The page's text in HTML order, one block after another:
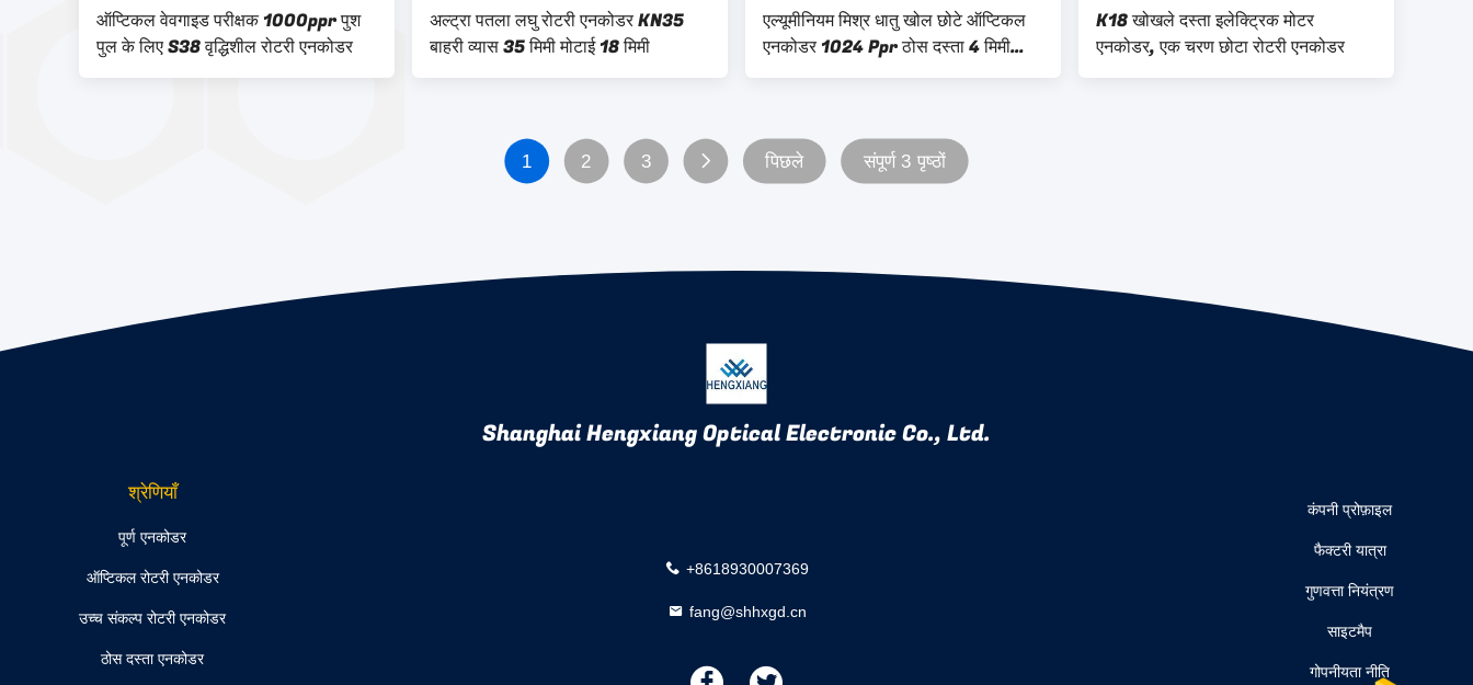
ऑप्टिकल वेवगाइड परीक्षक 1000ppr पुश
पुल के लिए S38 वृद्धिशील रोटरी एनकोडर
अल्ट्रा पतला लघु रोटरी एनकोडर KN35
बाहरी व्यास 35 मिमी मोटाई 18 मिमी
एल्यूमीनियम मिश्र धातु खोल छोटे ऑप्टिकल
एनकोडर 1024 Ppr ठोस दस्ता 4 मिमी
व्यास 30 मिमी
K18 खोखले दस्ता इलेक्ट्रिक मोटर
एनकोडर, एक चरण छोटा रोटरी एनकोडर
1 2 3 पिछले संपूर्ण 3 पृष्ठों
Shanghai Hengxiang Optical Electronic Co., Ltd.
श्रेणियाँ
पूर्ण एनकोडर
ऑप्टिकल रोटरी एनकोडर
उच्च संकल्प रोटरी एनकोडर
ठोस दस्ता एनकोडर
+8618930007369
fang@shhxgd.cn
कंपनी प्रोफ़ाइल
फैक्टरी यात्रा
गुणवत्ता नियंत्रण
साइटमैप
गोपनीयता नीति